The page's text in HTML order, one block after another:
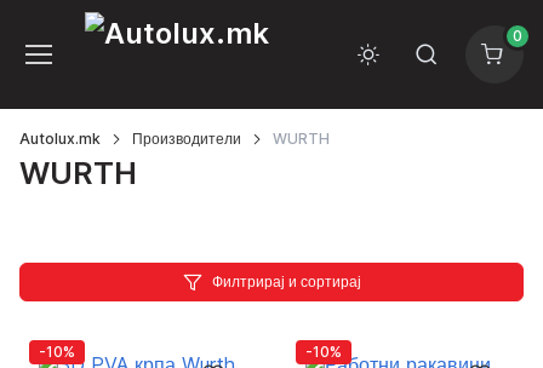
0
Autolux.mk Производители WURTH
WURTH
Филтрирај и сортирај
-10% -10%